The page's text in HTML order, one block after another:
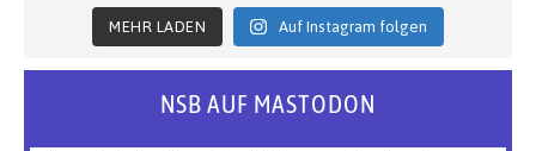
MEHR LADEN Auf Instagram folgen
NSB AUF MASTODON